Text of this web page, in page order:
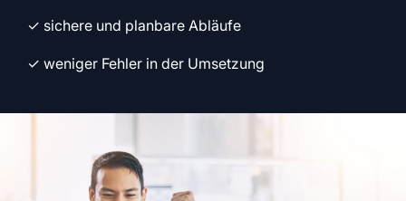
✓ sichere und planbare Abläufe
✓ weniger Fehler in der Umsetzung